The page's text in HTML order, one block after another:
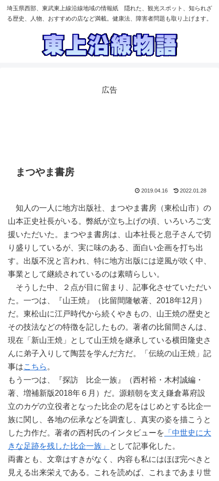
埼玉県西部、東武東上線沿線地域の情報紙 隠れた、観光スポット、知られざ
る歴史、人物、おすすめの店など満載。健康法、障害者問題も取り上げます。
広告
まつやま書房
2019.04.16 2022.01.28
知人の一人に地方出版社、まつやま書房（東松山市）の
山本正史社長がいる。弊紙が立ち上げの頃、いろいろご支
援いただいた。まつやま書房は、山本社長と息子さんで切
り盛りしているが、実に味のある、面白い企画を打ち出
す。出版不況と言われ、特に地方出版には逆風が吹く中、
事業として継続されているのは素晴らしい。
そうした中、２点が目に留まり、記事化させていただい
た。一つは、『山王焼』（比留間隆敏著、2018年12月）
だ。東松山に江戸時代から続くやきもの、山王焼の歴史と
その技法などの特徴を記したもの。著者の比留間さんは、
現在「新山王焼」として山王焼を継承している横田隆史さ
んに弟子入りして陶芸を学んだ方だ。「伝統の山王焼」記
事はこちら 。
もう一つは、『探訪 比企一族』（西村裕・木村誠編・
著、増補新版2018年６月）だ。源頼朝を支え鎌倉幕府設
立のカゲの立役者となった比企の尼をはじめとする比企一
族に関し、各地の伝承などを調査し、真実の姿を描こうと
した力作だ。著者の西村氏のインタビューを 「中世史に大
きな足跡を残した比企一族」
として記事化した。
両書とも、文章はすきがなく、内容も私にはほぼ完ぺきと
見える出来栄えである。これを読めば、これまであまり世